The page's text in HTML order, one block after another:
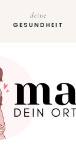
deine
GESUNDHEIT